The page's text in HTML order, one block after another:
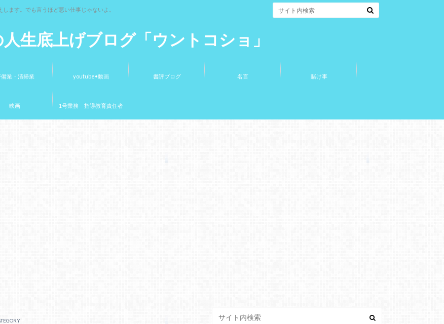
生底上げブログ「ウントコショ」
ます。でも言うほど悪い仕事じゃないよ。
備業・清掃業 youtube•動画 書評ブログ 名言 賭け事
映画 1号業務 指導教育責任者